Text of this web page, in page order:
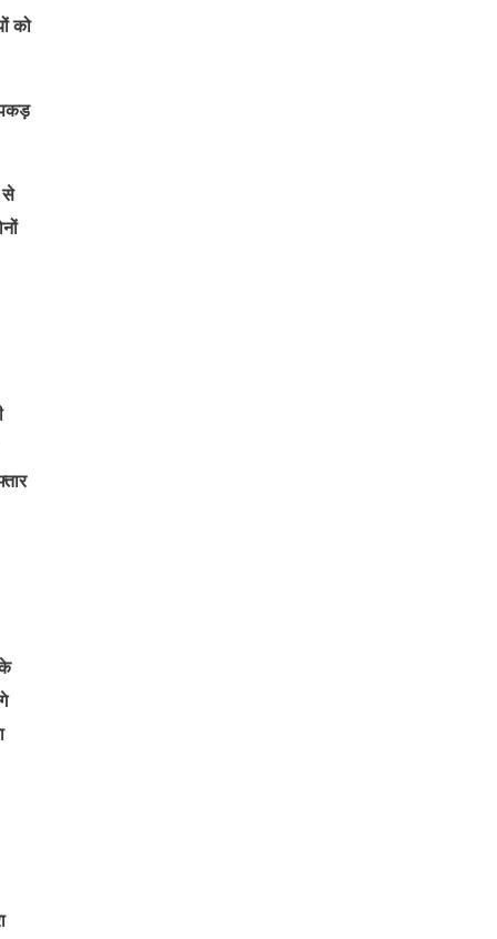
को
पकड़
से
के